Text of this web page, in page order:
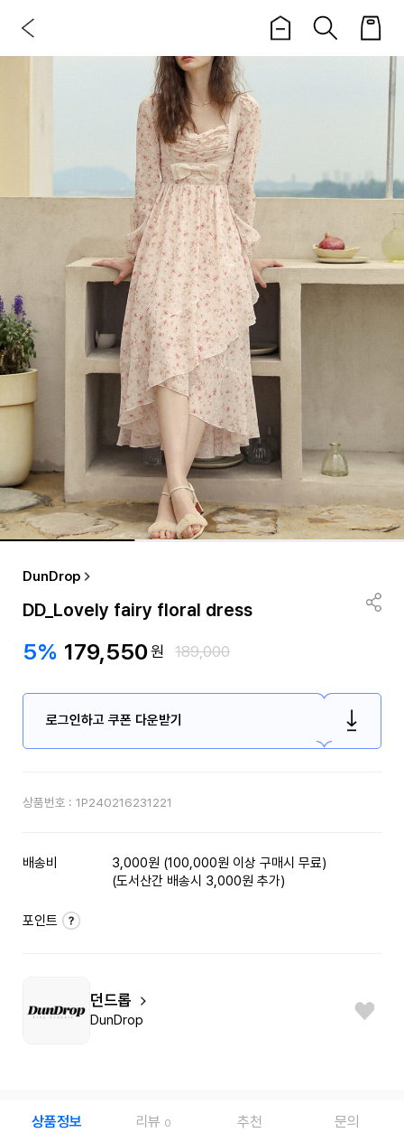
DunDrop
DD_Lovely fairy floral dress
5% 179,550원 189,000
로그인하고 쿠폰 다운받기
상품번호 : 1P240216231221
배송비
3,000원 (100,000원 이상 구매시 무료)
(도서산간 배송시 3,000원 추가)
포인트
던드롭
DunDrop
상품정보 리뷰 0 추천 문의